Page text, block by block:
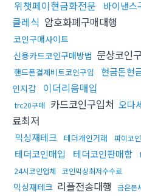
위챗페이현금화전문
바이낸스
클레식 암호화폐구매대행
코인구매사이트
신용카드코인구매방법 문상코인
핸드폰결제비트코인구입 현금돈현
인지갑
이더리움매입
trc20구매 카드코인구입처 오다
료최저
믹싱재테크 테더개인거래 파이코
테더코인매입 테더코인판매함
24시코인업체
코인믹싱최저수수료
믹싱재테크 리플전송대행 금은돈